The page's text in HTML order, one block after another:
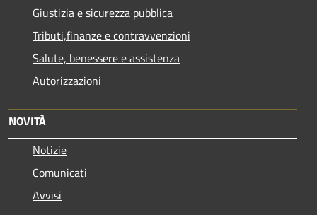
Giustizia e sicurezza pubblica
Tributi,finanze e contravvenzioni
Salute, benessere e assistenza
Autorizzazioni
NOVITÀ
Notizie
Comunicati
Avvisi